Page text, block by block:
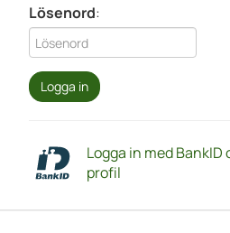
Lösenord:
Logga in med
profil